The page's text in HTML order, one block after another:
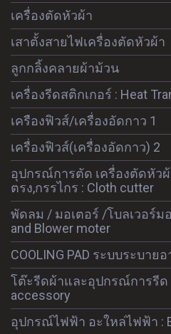
เครื่องตัดหัวผ้า
เสาตั้งสายไฟเครื่องตัดหัวผ้า
ลูกกลิ้งคลายผ้าม้วน
เครื่องรีดสติกเกอร์ : Heat
เครืองฟิวส์/เครื่องอัดกาว 1
เครื่องฟิวส์(เครื่องอัดกาว) 2
อุปกรณ์การตัด เครื่องตัดหัวผ้
ตรง,กรรไกร : Cloth cutter
พัดลม / มอเตอร์ /โบลเวอร์ม
and Blower moter
COOLING PAD ระบบระบาย
โต๊ะรีดผ้าและอุปกรณ์การรีด
accessory
อุปกรณ์ไฟฟ้า อะใหล่ไฟฟ้า :